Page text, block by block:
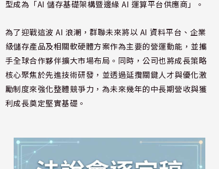
型成為「AI 儲存基礎架構暨邊緣 AI 運算平台供應商」。
為了迎戰這波 AI 浪潮，群聯未來將以 AI 資料平台、企業
級儲存產品及相關軟硬體方案作為主要的營運動能，並攜
手全球合作夥伴擴大市場布局。同時，公司也將成長策略
核心聚焦於先進技術研發，並透過延攬關鍵人才與優化激
勵制度來強化整體競爭力，為未來幾年的中長期營收與獲
利成長奠定堅實基礎。